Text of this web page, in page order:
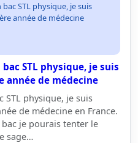
STL physique, je suis
année de médecine
STL physique, je suis
année de médecine
physique, je suis
de médecine en France.
bac je pourais tenter le
sage…